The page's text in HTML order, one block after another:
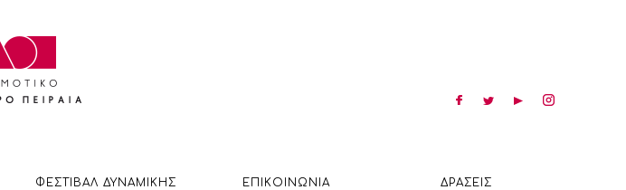
ΦΕΣΤΙΒΑΛ ΔΥΝΑΜΙΚΗΣ ΕΠΙΚΟΙΝΩΝΙΑ ΔΡΑΣΕΙΣ